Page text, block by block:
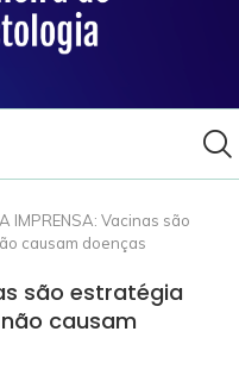
IMPRENSA: Vacinas são
causam doenças
são estratégia
causam